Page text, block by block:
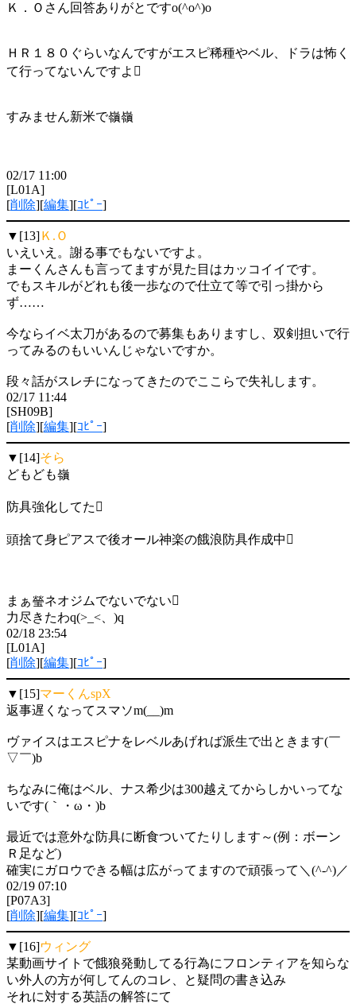
Ｋ．Ｏさん回答ありがとですo(^o^)o
ＨＲ１８０ぐらいなんですがエスピ稀種やベル、ドラは怖く
て行ってないんですよ
すみません新米で嶺嶺
02/17 11:00
[L01A]
[削除][編集][ｺﾋﾟｰ]
▼[13]Ｋ.Ｏ
いえいえ。謝る事でもないですよ。
まーくんさんも言ってますが見た目はカッコイイです。
でもスキルがどれも後一歩なので仕立て等で引っ掛から
ず……
今ならイベ太刀があるので募集もありますし、双剣担いで行
ってみるのもいいんじゃないですか。
段々話がスレチになってきたのでここらで失礼します。
02/17 11:44
[SH09B]
[削除][編集][ｺﾋﾟｰ]
▼[14]そら
どもども嶺
防具強化してた
頭捨て身ピアスで後オール神楽の餓浪防具作成中
まぁ瑩ネオジムでないでない
力尽きたわq(>_<、)q
02/18 23:54
[L01A]
[削除][編集][ｺﾋﾟｰ]
▼[15]マーくんspX
返事遅くなってスマソm(__)m
ヴァイスはエスピナをレベルあげれば派生で出ときます(￣
▽￣)b
ちなみに俺はベル、ナス希少は300越えてからしかいってな
いです(｀・ω・)b
最近では意外な防具に断食ついてたりします～(例：ボーン
Ｒ足など)
確実にガロウできる幅は広がってますので頑張って＼(^-^)／
02/19 07:10
[P07A3]
[削除][編集][ｺﾋﾟｰ]
▼[16]ウィング
某動画サイトで餓狼発動してる行為にフロンティアを知らな
い外人の方が何してんのコレ、と疑問の書き込み
それに対する英語の解答にて